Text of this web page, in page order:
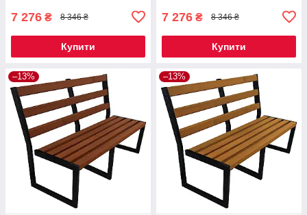
7 276 ₴ 8 346 ₴
Купити
7 276 ₴ 8 346 ₴
Купити
–13% –13%